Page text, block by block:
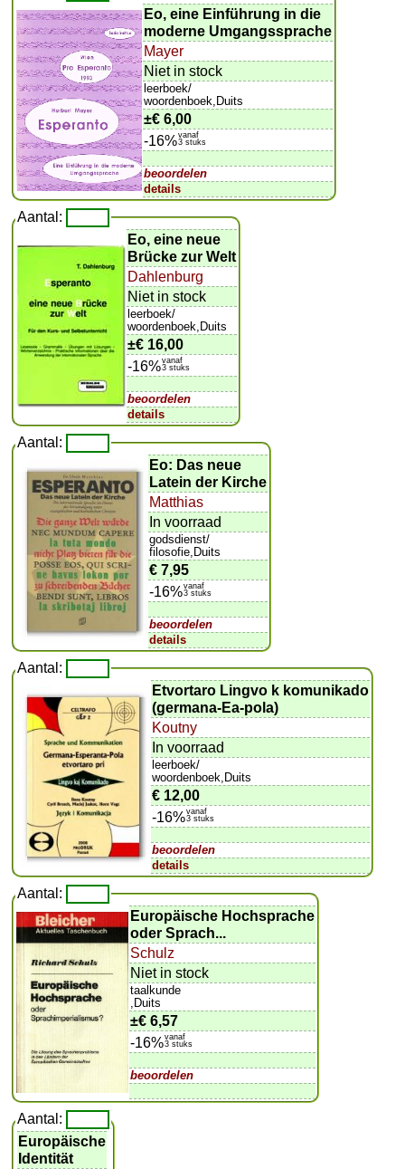
Eo, eine Einführung in die
moderne Umgangssprache
Mayer
Niet in stock
leerboek/
woordenboek,Duits
±€ 6,00
-16%vanaf
3 stuks
beoordelen
details
Aantal:
Eo, eine neue
Brücke zur Welt
Dahlenburg
Niet in stock
leerboek/
woordenboek,Duits
±€ 16,00
-16%vanaf
3 stuks
beoordelen
details
Aantal:
Eo: Das neue
Latein der Kirche
Matthias
In voorraad
godsdienst/
filosofie,Duits
€ 7,95
-16%vanaf
3 stuks
beoordelen
details
Aantal:
Etvortaro Lingvo k komunikado
(germana-Ea-pola)
Koutny
In voorraad
leerboek/
woordenboek,Duits
€ 12,00
-16%vanaf
3 stuks
beoordelen
details
Aantal:
Europäische Hochsprache
oder Sprach...
Schulz
Niet in stock
taalkunde
,Duits
±€ 6,57
-16%vanaf
3 stuks
beoordelen
Aantal:
Europäische
Identität